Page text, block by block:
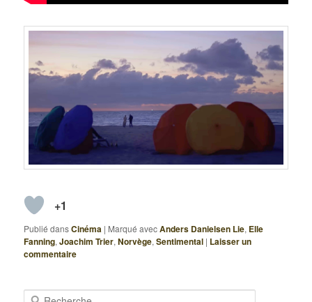
+1
Publié dansCinéma | Marqué avecAnders Danielsen Lie, Elle
Fanning,Joachim Trier,Norvège,Sentimental | Laisser un
commentaire